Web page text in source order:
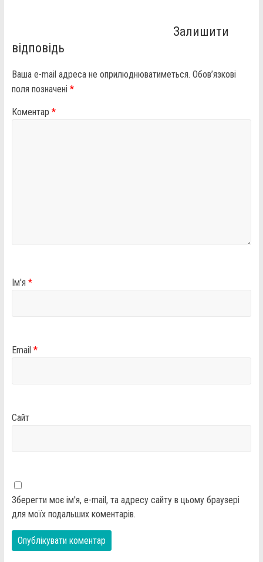
Залишити
відповідь
Ваша e-mail адреса не оприлюднюватиметься. Обов’язкові
поля позначені *
Коментар *
Ім'я *
Email *
Сайт
Зберегти моє ім'я, e-mail, та адресу сайту в цьому браузері
для моїх подальших коментарів.